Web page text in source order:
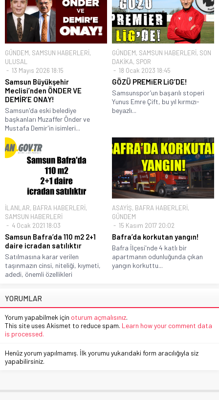
GÜNDEM, SAMSUN HABERLERİ,
ULUSAL
13 Mayıs 2026 18:15
Samsun Büyükşehir
Meclisi’nden ÖNDER VE
DEMİR’E ONAY!
Samsun'da eski belediye
başkanları Muzaffer Önder ve
Mustafa Demir'in isimleri...
GÜNDEM, SAMSUN HABERLERİ, SON
DAKİKA, SPOR
18 Ocak 2023 18:45
GÖZÜ PREMiER LiG’DE!
Samsunspor’un başarılı stoperi
Yunus Emre Çift, bu yıl kırmızı-
beyazlı...
İLANLAR, BAFRA HABERLERİ,
SAMSUN HABERLERİ
4 Ocak 2021 18:03
Samsun Bafra’da 110 m2 2+1
daire icradan satılıktır
Satılmasına karar verilen
taşınmazın cinsi, niteliği, kıymeti,
adedi, önemli özellikleri
ASAYİŞ, BAFRA HABERLERİ,
GÜNDEM
15 Kasım 2017 20:02
Bafra’da korkutan yangın!
Bafra İlçesi'nde 4 katlı bir
apartmanın odunluğunda çıkan
yangın korkuttu...
YORUMLAR
Yorum yapabilmek için oturum açmalısınız.
This site uses Akismet to reduce spam. Learn how your comment data
is processed.
Henüz yorum yapılmamış. İlk yorumu yukarıdaki form aracılığıyla siz
yapabilirsiniz.